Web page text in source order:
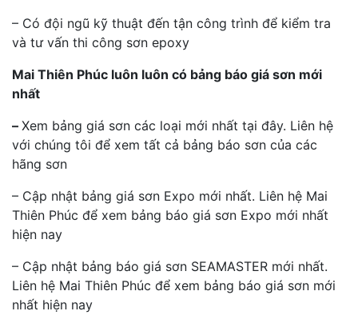
– Có đội ngũ kỹ thuật đến tận công trình để kiểm tra
và tư vấn thi công sơn epoxy
Mai Thiên Phúc luôn luôn có bảng báo giá sơn mới
nhất
– Xem bảng giá sơn các loại mới nhất tại đây. Liên hệ
với chúng tôi để xem tất cả bảng báo sơn của các
hãng sơn
– Cập nhật bảng giá sơn Expo mới nhất. Liên hệ Mai
Thiên Phúc để xem bảng báo giá sơn Expo mới nhất
hiện nay
– Cập nhật bảng báo giá sơn SEAMASTER mới nhất.
Liên hệ Mai Thiên Phúc để xem bảng báo giá sơn mới
nhất hiện nay